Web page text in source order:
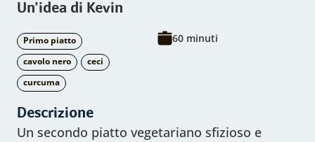
Un’idea di Kevin
Primo piatto
cavolo nero
ceci
curcuma
60 minuti
Descrizione
Un secondo piatto vegetariano sfizioso e